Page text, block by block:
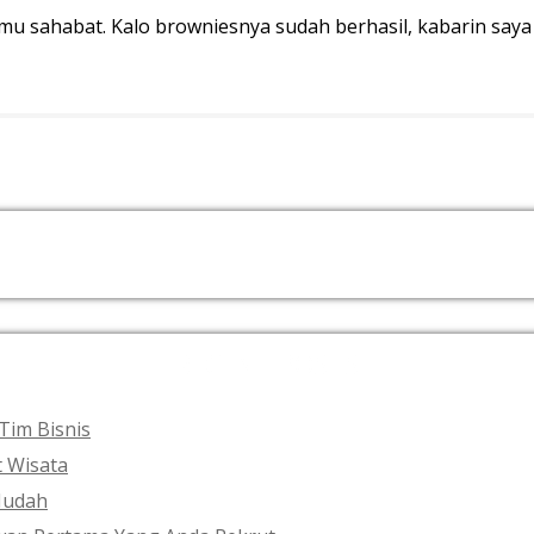
sahabat. Kalo browniesnya sudah berhasil, kabarin
Bisnis